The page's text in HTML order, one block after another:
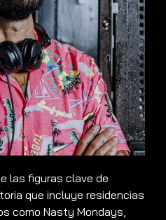
las figuras clave de
que incluye residencias
como Nasty Mondays,